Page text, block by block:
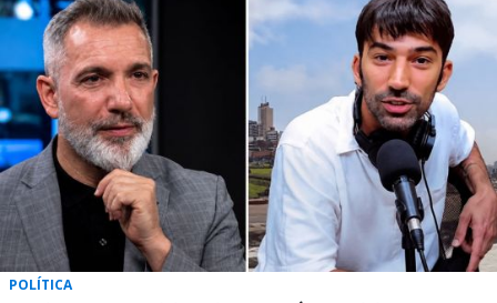
POLÍTICA